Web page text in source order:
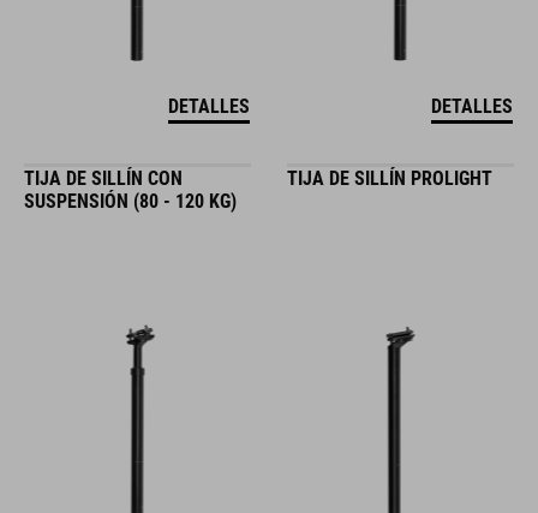
DETALLES DETALLES
TIJA DE SILLÍN CON
SUSPENSIÓN (80 - 120 KG)
TIJA DE SILLÍN PROLIGHT